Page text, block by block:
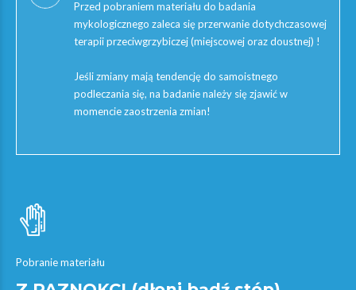
Przed pobraniem materiału do badania
mykologicznego zaleca się przerwanie dotychczasowej
terapii przeciwgrzybiczej (miejscowej oraz doustnej) !
Jeśli zmiany mają tendencję do samoistnego
podleczania się, na badanie należy się zjawić w
momencie zaostrzenia zmian!
Pobranie materiału